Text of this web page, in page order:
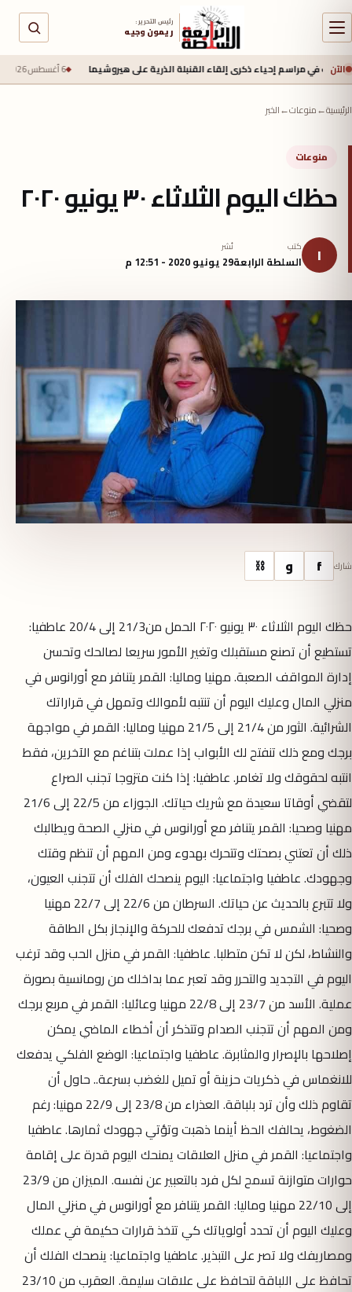
رئيس التحرير :
ريمون وجيه
الآنإحياء ذكرى إلقاء القنبلة الذرية على هيروشيما 6 أغسطس 2026 - 6:50 ص جيش
الرئيسية←منوعات←الخبر
منوعات
حظك اليوم الثلاثاء ٣٠ يونيو ٢٠٢٠
ا كتب
السلطة الرابعة
نُشر
29 يونيو 2020 - 12:51 م
شارك f و ⛓
حظك اليوم الثلاثاء ٣٠ يونيو ٢٠٢٠ الحمل من21/3 إلى 20/4 عاطفيا:
تستطيع أن تصنع مستقبلك وتغير الأمور سريعا لصالحك وتحسن
إدارة المواقف الصعبة. مهنيا وماليا: القمر يتنافر مع أورانوس في
منزلي المال وعليك اليوم أن تنتبه لأموالك وتمهل في قراراتك
الشرائية. الثور من 21/4 إلى 21/5 مهنيا وماليا: القمر في مواجهة
برجك ومع ذلك تنفتح لك الأبواب إذا عملت بتناغم مع الآخرين، فقط
انتبه لحقوقك ولا تغامر. عاطفيا: إذا كنت متزوجا تجنب الصراع
لتقضي أوقاتا سعيدة مع شريك حياتك. الجوزاء من 22/5 إلى 21/6
مهنيا وصحيا: القمر يتنافر مع أورانوس في منزلي الصحة ويطالبك
ذلك أن تعتني بصحتك وتتحرك بهدوء ومن المهم أن تنظم وقتك
وجهودك. عاطفيا واجتماعيا: اليوم ينصحك الفلك أن تتجنب العيون،
ولا تتبرع بالحديث عن حياتك. السرطان من 22/6 إلى 22/7 مهنيا
وصحيا: الشمس في برجك تدفعك للحركة والإنجاز بكل الطاقة
والنشاط، لكن لا تكن متطلبا. عاطفيا: القمر في منزل الحب وقد ترغب
اليوم في التجديد والتحرر وقد تعبر عما بداخلك من رومانسية بصورة
عملية. الأسد من 23/7 إلى 22/8 مهنيا وعائليا: القمر في مربع برجك
ومن المهم أن تتجنب الصدام وتتذكر أن أخطاء الماضي يمكن
إصلاحها بالإصرار والمثابرة. عاطفيا واجتماعيا: الوضع الفلكي يدفعك
للانغماس في ذكريات حزينة أو تميل للغضب بسرعة.. حاول أن
تقاوم ذلك وأن ترد بلباقة. العذراء من 23/8 إلى 22/9 مهنيا: رغم
الضغوط، يحالفك الحظ أينما ذهبت وتؤتي جهودك ثمارها. عاطفيا
واجتماعيا: القمر في منزل العلاقات يمنحك اليوم قدرة على إقامة
حوارات متوازنة تسمح لكل فرد بالتعبير عن نفسه. الميزان من 23/9
إلى 22/10 مهنيا وماليا: القمر يتنافر مع أورانوس في منزلي المال
وعليك اليوم أن تحدد أولوياتك كي تتخذ قرارات حكيمة في عملك
ومصاريفك ولا تصر على التبذير. عاطفيا واجتماعيا: ينصحك الفلك أن
تحافظ على اللباقة لتحافظ على علاقات سليمة. العقرب من 23/10